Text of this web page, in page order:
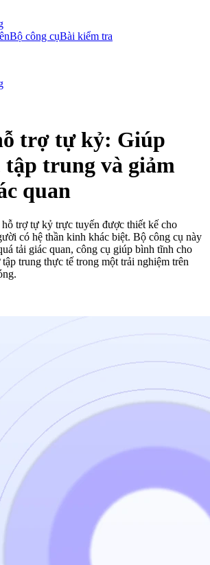
Bộ công cụBài kiểm tra
trợ tự kỷ: Giúp
trung và giảm
quan
hỗ trợ tự kỷ trực tuyến được thiết kế cho
có hệ thần kinh khác biệt. Bộ công cụ này
tải giác quan, công cụ giúp bình tĩnh cho
trung thực tế trong một trải nghiệm trên